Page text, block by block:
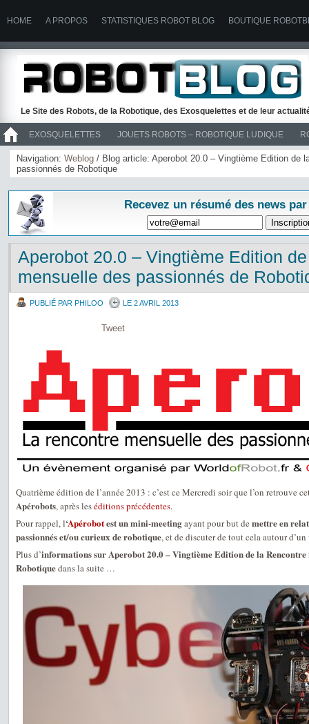
HOME A PROPOS STATISTIQUES ROBOT BLOG BOUTIQUE
Le Site des Robots, de la Robotique, des Exosquelettes et de leur
EXOSQUELETTES JOUETS ROBOTS – ROBOTIQUE LUDIQUE
>> ROBOTS
Navigation: Weblog / Blog article: Aperobot 20.0 – Vingtième Edition de
passionnés de Robotique
Recevez un résumé des news
Aperobot 20.0 – Vingtième Edition
mensuelle des passionnés de
PUBLIÉ PAR PHILOO LE 2 AVRIL 2013
Tweet
Quatrième édition de l’année 2013 : c’est ce Mercredi soir que l’on retrouve
Apérobots, après leséditions précédentes.
Pour rappel, l‘Apérobotest un mini-meetingayant pour but de mettre en
passionnés et/ou curieux de robotique, et de discuter de tout cela autour d’un
Plus d’informations sur Aperobot 20.0 – Vingtième Edition de la Rencontre
Robotiquedans la suite …